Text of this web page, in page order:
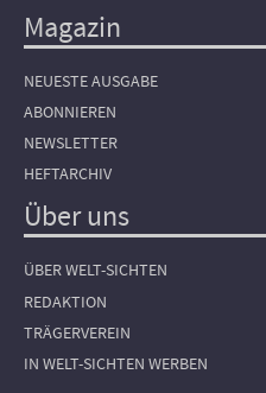
Magazin
NEUESTE AUSGABE
ABONNIEREN
NEWSLETTER
HEFTARCHIV
Über uns
ÜBER WELT-SICHTEN
REDAKTION
TRÄGERVEREIN
IN WELT-SICHTEN WERBEN